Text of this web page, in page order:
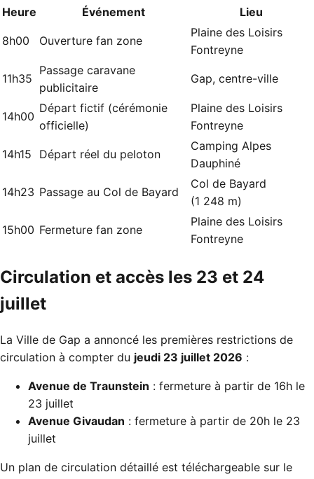
Heure Événement Lieu
8h00 Ouverture fan zone
Plaine des Loisirs
Fontreyne
11h35
Passage caravane
publicitaire
Gap, centre-ville
14h00
Départ fictif (cérémonie
officielle)
Plaine des Loisirs
Fontreyne
14h15 Départ réel du peloton
Camping Alpes
Dauphiné
14h23 Passage au Col de Bayard
Col de Bayard
(1 248 m)
15h00 Fermeture fan zone
Plaine des Loisirs
Fontreyne
Circulation et accès les 23 et 24
juillet
La Ville de Gap a annoncé les premières restrictions de
circulation à compter du jeudi 23 juillet 2026 :
Avenue de Traunstein : fermeture à partir de 16h le
23 juillet
Avenue Givaudan : fermeture à partir de 20h le 23
juillet
Un plan de circulation détaillé est téléchargeable sur le